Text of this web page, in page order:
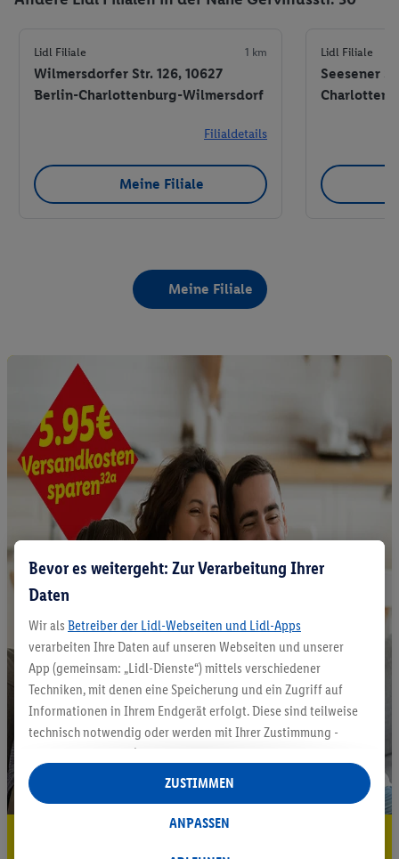
Lidl Filiale 1 km
Wilmersdorfer Str. 126, 10627
Berlin-Charlottenburg-Wilmersdorf
Filialdetails
Meine Filiale
Lidl Filiale
Seesener
Meine Filiale
Bevor es weitergeht: Zur Verarbeitung Ihrer
Daten
Wir als Betreiber der Lidl-Webseiten und Lidl-Apps
verarbeiten Ihre Daten auf unseren Webseiten und unserer
App (gemeinsam: „Lidl-Dienste“) mittels verschiedener
Techniken, mit denen eine Speicherung und ein Zugriff auf
Informationen in Ihrem Endgerät erfolgt. Diese sind teilweise
technisch notwendig oder werden mit Ihrer Zustimmung -
auch durch Partner (u.a.
Verantwortliche; im Zusammenhang mit dem IAB TCF
insgesamt
Statistik-Erstellung oder für personalisierte Werbung
ANPASSEN
ZUSTIMMEN